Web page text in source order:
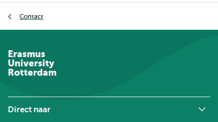
Contact
Erasmus
University
Rotterdam
Direct naar